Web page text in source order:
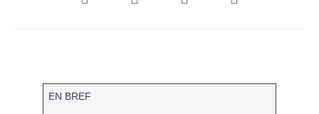
EN BREF